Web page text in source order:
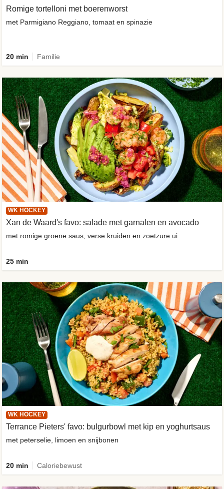
Romige tortelloni met boerenworst
met Parmigiano Reggiano, tomaat en spinazie
20 min Familie
WK HOCKEY
Xan de Waard's favo: salade met garnalen en avocado
met romige groene saus, verse kruiden en zoetzure ui
25 min
WK HOCKEY
Terrance Pieters' favo: bulgurbowl met kip en yoghurtsaus
met peterselie, limoen en snijbonen
20 min Caloriebewust